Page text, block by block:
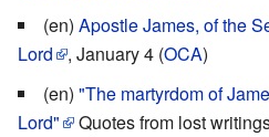
(en) Apostle James, of the
Lord
, January 4 (OCA)
(en) "The martyrdom of
Lord"
Quotes from lost